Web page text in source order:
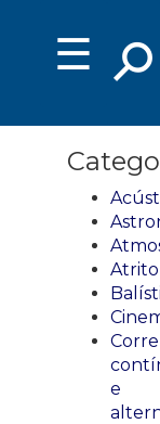
☰
Atrito
e